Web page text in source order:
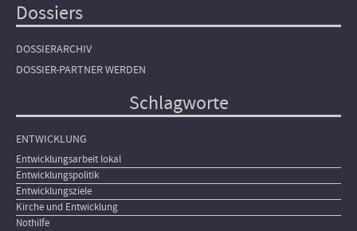
Dossiers
DOSSIERARCHIV
DOSSIER-PARTNER WERDEN
Schlagworte
ENTWICKLUNG
Entwicklungsarbeit lokal
Entwicklungspolitik
Entwicklungsziele
Kirche und Entwicklung
Nothilfe